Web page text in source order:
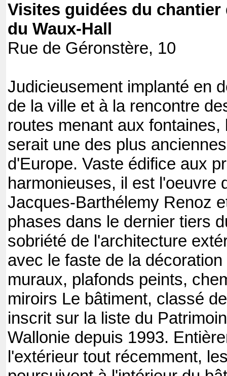
Visites guidées du
du Waux-Hall
Rue de Géronstère, 10
Judicieusement implanté en
de la ville et à la rencontre
routes menant aux fontaines,
serait une des plus
d'Europe. Vaste édifice aux
harmonieuses, il est l'oeuvre
Jacques-Barthélemy Renoz
phases dans le dernier tiers
sobriété de l'architecture
avec le faste de la
muraux, plafonds peints,
miroirs Le bâtiment, classé
inscrit sur la liste du
Wallonie depuis 1993.
l'extérieur tout récemment,